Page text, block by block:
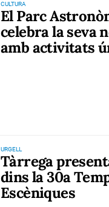
CULTURA
El Parc
celebra la seva
amb activitats
URGELL
Tàrrega
dins la 30a
Escèniques